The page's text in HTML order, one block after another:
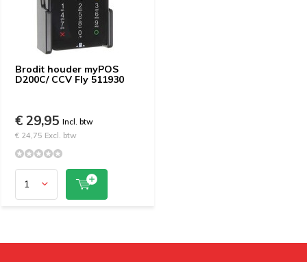
Brodit houder myPOS
D200C/ CCV Fly 511930
€ 29,95 Incl. btw
€ 24,75 Excl. btw